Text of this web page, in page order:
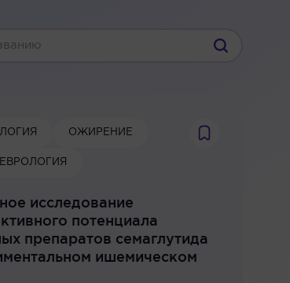
ОЖИРЕНИЕ
исследование
потенциала
препаратов семаглутида
ишемическом